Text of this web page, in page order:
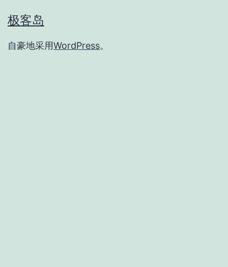
极客岛
自豪地采用WordPress。